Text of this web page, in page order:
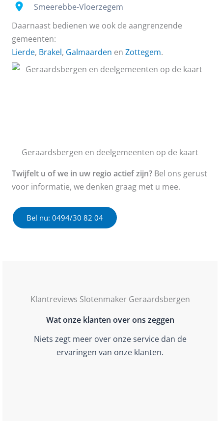
Smeerebbe-Vloerzegem
Daarnaast bedienen we ook de aangrenzende
gemeenten:
Lierde, Brakel, Galmaarden en Zottegem.
Geraardsbergen en deelgemeenten op de kaart
Twijfelt u of we in uw regio actief zijn? Bel ons gerust
voor informatie, we denken graag met u mee.
Bel nu: 0494/30 82 04
Klantreviews Slotenmaker Geraardsbergen
Wat onze klanten over ons zeggen
Niets zegt meer over onze service dan de
ervaringen van onze klanten.